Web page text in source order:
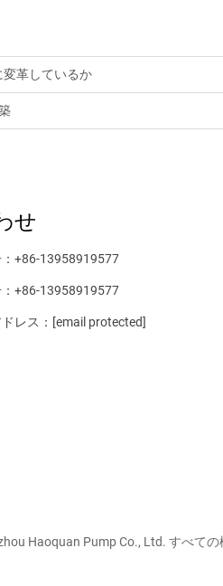
革しているか
せ
+86-13958919577
+86-13958919577
レス： [email protected]
Haoquan Pump Co., Ltd. すべて